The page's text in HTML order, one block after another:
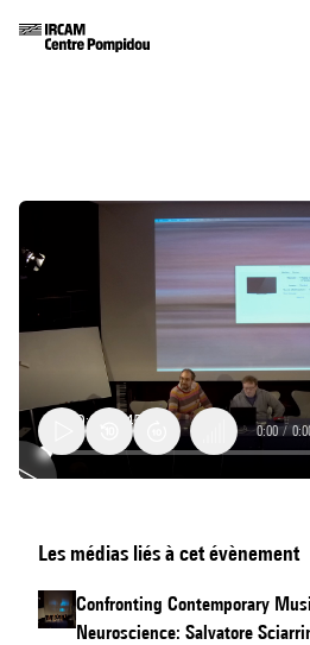
Contemporary
Music
Creation
0:00 /
Les médias liés à cet évènement
Confronting Contemporary
Neuroscience: Salvatore